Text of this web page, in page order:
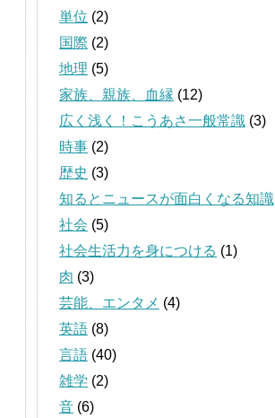
単位 (2)
国際 (2)
地理 (5)
家族、親族、血縁 (12)
広く浅く！こうあさ一般常識 (3)
時事 (2)
歴史 (3)
知るとニュースが面白くなる知識
社会 (5)
社会生活力を身につける (1)
肉 (3)
芸能、エンタメ (4)
英語 (8)
言語 (40)
雑学 (2)
音 (6)